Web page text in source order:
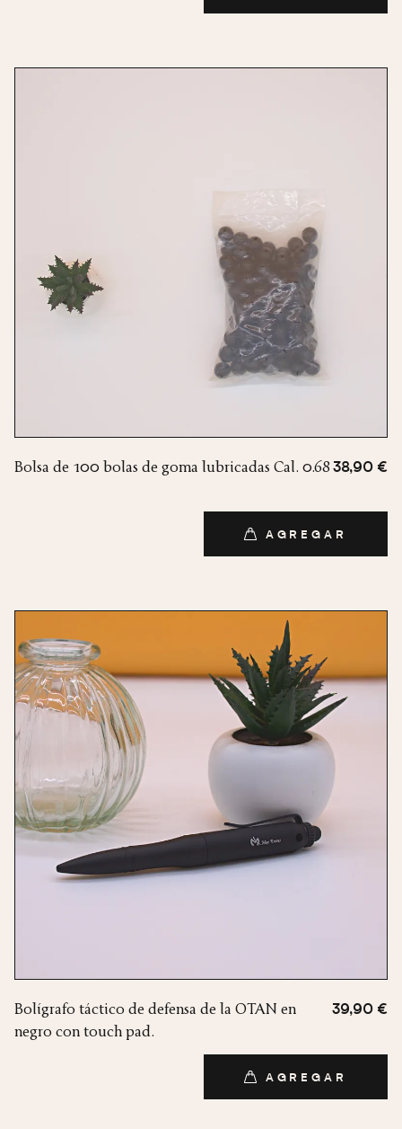
Bolsa de 100 bolas de goma lubricadas Cal. 0.6838,90 €
AGREGAR
Bolígrafo táctico de defensa de la OTAN en
negro con touch pad.
39,90 €
AGREGAR